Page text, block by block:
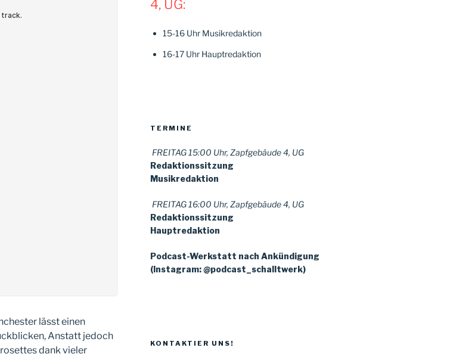
lässt einen
Anstatt jedoch
dank vieler
4, UG:
15-16 Uhr Musikredaktion
16-17 Uhr Hauptredaktion
TERMINE
FREITAG 15:00 Uhr, Zapfgebäude 4, UG
Redaktionssitzung
Musikredaktion
FREITAG 16:00 Uhr, Zapfgebäude 4, UG
Redaktionssitzung
Hauptredaktion
Podcast-Werkstatt nach Ankündigung
(Instagram: @podcast_schalltwerk)
KONTAKTIER UNS!